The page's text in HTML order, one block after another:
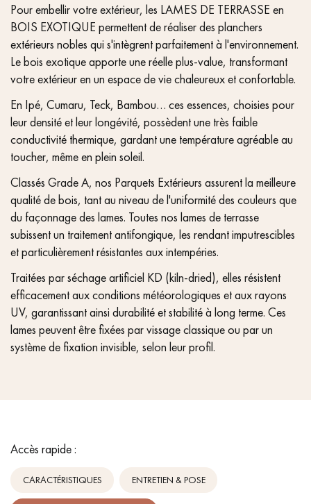
Pour embellir votre extérieur, les LAMES DE TERRASSE en
BOIS EXOTIQUE permettent de réaliser des planchers
extérieurs nobles qui s'intègrent parfaitement à l'environnement.
Le bois exotique apporte une réelle plus-value, transformant
votre extérieur en un espace de vie chaleureux et confortable.
En Ipé, Cumaru, Teck, Bambou… ces essences, choisies pour
leur densité et leur longévité, possèdent une très faible
conductivité thermique, gardant une température agréable au
toucher, même en plein soleil.
Classés Grade A, nos Parquets Extérieurs assurent la meilleure
qualité de bois, tant au niveau de l'uniformité des couleurs que
du façonnage des lames. Toutes nos lames de terrasse
subissent un traitement antifongique, les rendant imputrescibles
et particulièrement résistantes aux intempéries.
Traitées par séchage artificiel KD (kiln-dried), elles résistent
efficacement aux conditions météorologiques et aux rayons
UV, garantissant ainsi durabilité et stabilité à long terme. Ces
lames peuvent être fixées par vissage classique ou par un
système de fixation invisible, selon leur profil.
Accès rapide :
CARACTÉRISTIQUES ENTRETIEN & POSE